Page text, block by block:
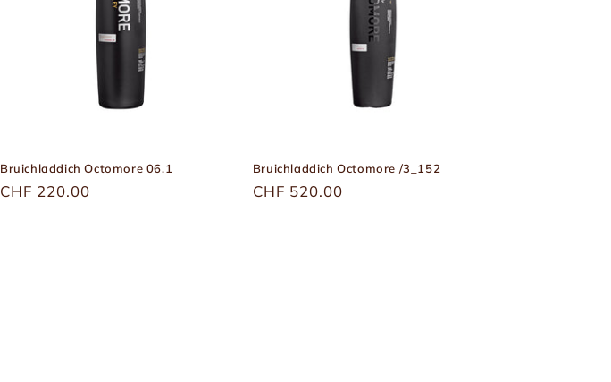
Bruichladdich Octomore 06.1
Üblicher
CHF 220.00
Bruichladdich Octomore /3_152
Üblicher
CHF 520.00